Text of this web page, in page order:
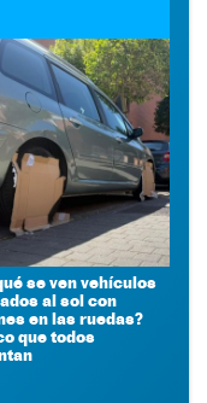
se ven vehículos
al sol con
en las ruedas?
que todos